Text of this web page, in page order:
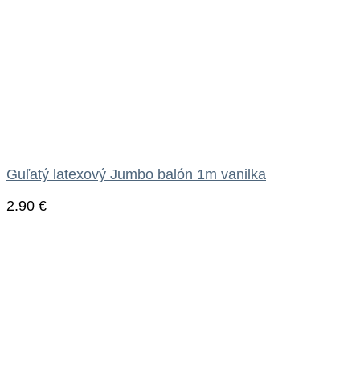
Guľatý latexový Jumbo balón 1m vanilka
2.90 €